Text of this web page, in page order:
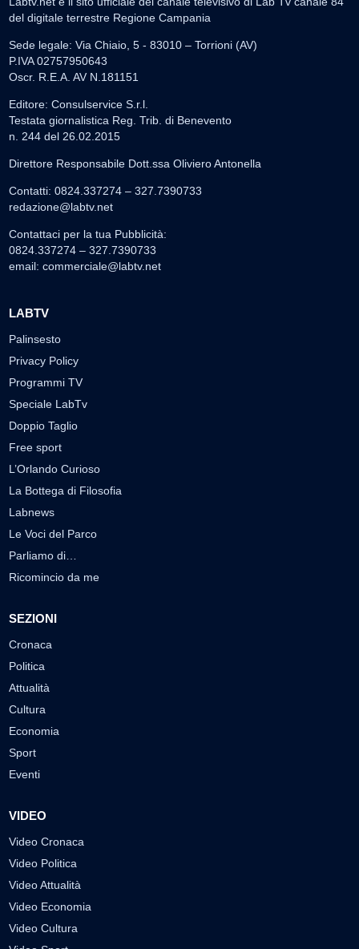
del digitale terrestre Regione Campania
Sede legale: Via Chiaio, 5 - 83010 – Torrioni (AV)
P.IVA 02757950643
Oscr. R.E.A. AV N.181151
Editore: Consulservice S.r.l.
Testata giornalistica Reg. Trib. di Benevento
n. 244 del 26.02.2015
Direttore Responsabile Dott.ssa Oliviero Antonella
Contatti: 0824.337274 – 327.7390733
redazione@labtv.net
Contattaci per la tua Pubblicità:
0824.337274 – 327.7390733
email: commerciale@labtv.net
LABTV
Palinsesto
Privacy Policy
Programmi TV
Speciale LabTv
Doppio Taglio
Free sport
L’Orlando Curioso
La Bottega di Filosofia
Labnews
Le Voci del Parco
Parliamo di…
Ricomincio da me
SEZIONI
Cronaca
Politica
Attualità
Cultura
Economia
Sport
Eventi
VIDEO
Video Cronaca
Video Politica
Video Attualità
Video Economia
Video Cultura